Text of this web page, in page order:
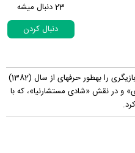
23دنبال میشه
دنبال کردن
بهاره کیان‌افشار، بازیگر تلویزیون و سینما، بازیگری را به‎طور حرفه‎ای از سال (1382)
و در نقش «شادی مستشارنیا»، که با